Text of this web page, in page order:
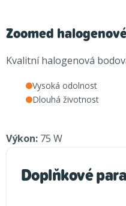
Zoomed
Kvalitní halogenová
Vysoká odolnost
Dlouhá životnost
Výkon: 75 W
Doplňkové